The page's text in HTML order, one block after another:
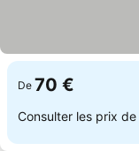
De 70 €
Consulter les prix de